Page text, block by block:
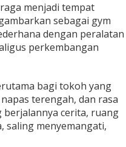
menjadi tempat
sebagai gym
dengan peralatan
perkembangan
bagi tokoh yang
terengah, dan rasa
cerita, ruang
saling menyemangati,